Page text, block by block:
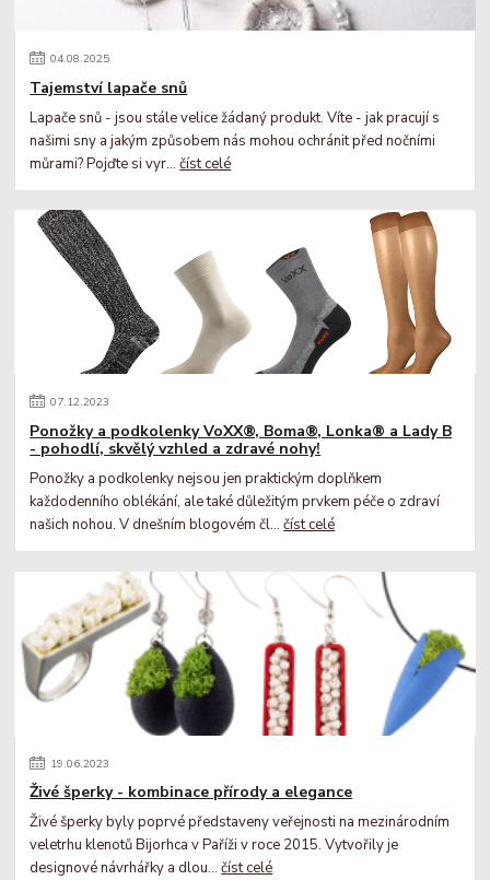
04.08.2025
Tajemství lapače snů
Lapače snů - jsou stále velice žádaný produkt. Víte - jak pracují s
našimi sny a jakým způsobem nás mohou ochránit před nočními
můrami? Pojďte si vyr...číst celé
07.12.2023
Ponožky a podkolenky VoXX®, Boma®, Lonka® a Lady B
- pohodlí, skvělý vzhled a zdravé nohy!
Ponožky a podkolenky nejsou jen praktickým doplňkem
každodenního oblékání, ale také důležitým prvkem péče o zdraví
našich nohou. V dnešním blogovém čl...číst celé
19.06.2023
Živé šperky - kombinace přírody a elegance
Živé šperky byly poprvé představeny veřejnosti na mezinárodním
veletrhu klenotů Bijorhca v Paříži v roce 2015. Vytvořily je
designové návrhářky a dlou...číst celé